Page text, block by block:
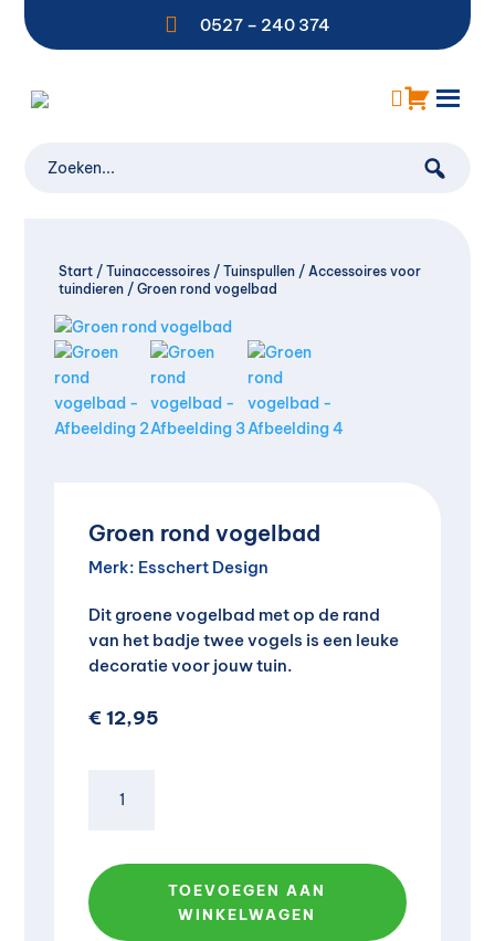
 0527 – 240 374
Start/ Tuinaccessoires/ Tuinspullen/ Accessoires voor
tuindieren/ Groen rond vogelbad
Groen rond vogelbad
Merk: Esschert Design
Dit groene vogelbad met op de rand
van het badje twee vogels is een leuke
decoratie voor jouw tuin.
€ 12,95
rond
TOEVOEGEN AAN
WINKELWAGEN